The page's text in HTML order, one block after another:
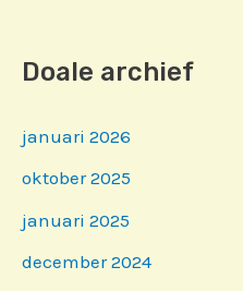
Doale archief
januari 2026
oktober 2025
januari 2025
december 2024